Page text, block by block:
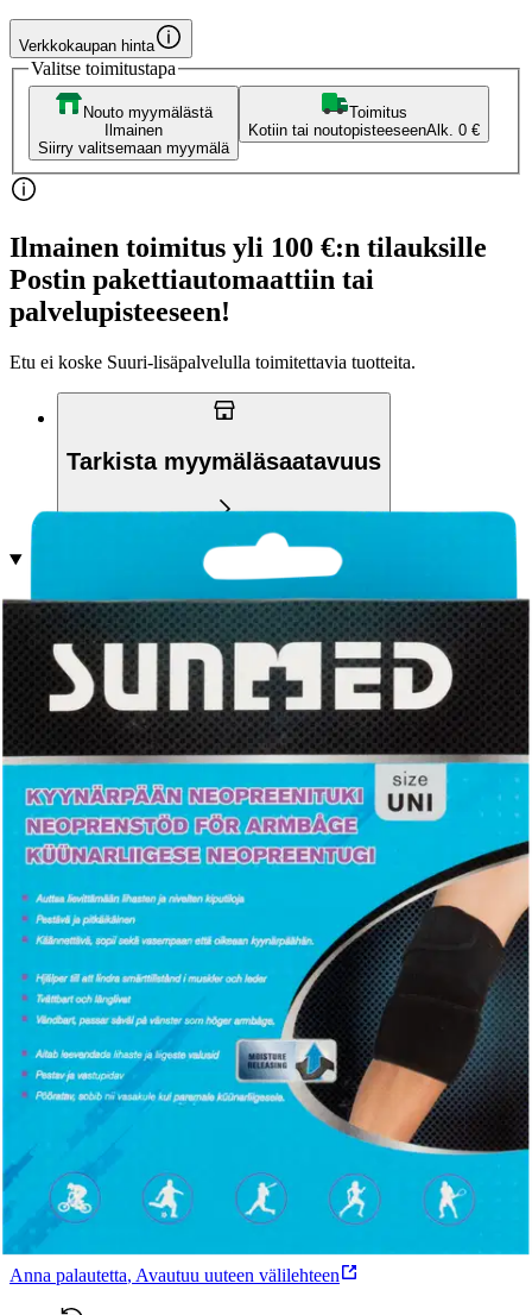
Verkkokaupan hinta
Valitse toimitustapa
Nouto myymälästä
Ilmainen
Siirry valitsemaan myymälä
Toimitus
Kotiin tai noutopisteeseenAlk. 0 €
Ilmainen toimitus yli 100 €:n tilauksille
Postin pakettiautomaattiin tai
palvelupisteeseen!
Etu ei koske Suuri‑lisäpalvelulla toimitettavia tuotteita.
Tarkista myymäläsaatavuus
Tuotekuvaus
Kyynärpäätuki neopreenistä. Auttaa lievittämään lihasten ja nivelten
kiputiloja. Pestävä ja pitkäikäinen. Käännettävä, sopii sekä
vasempaan että oikeaan käteen. Kyynärtuki on valmistettu
laadukkaasta neopreenikumimateriaalista, joka on pinnoitettu
joustavalla kankaalla. Se tuottaa tukevan ja mukavan paineen
lihaksille ja nivelille, lievittää kipua ja vähentää
uudelleenloukkaantumisen riskiä. Neopreeni eristää lämpöä ja
parantaa verenkiertoa ja edistää siten parantumista.
Uudenlainen
muotoilu antaa täyden liikkumisvapauden ja tukee samalla
optimaalisesti. Sopii päivittäiseen käyttöön. Yleismalli, yksi koko
sopii useimmille ihmisille.
Näytä lisää tuotekuvausta
Ominaisuudet
Oletko tyytyväinen tuotetietoihin?
Ovatko tuotetiedot riittävät? Jos tuotetiedoissa on puutteita tai niitä
voisi muuten parantaa, anna palautetta.
Anna palautetta, Avautuu uuteen välilehteen